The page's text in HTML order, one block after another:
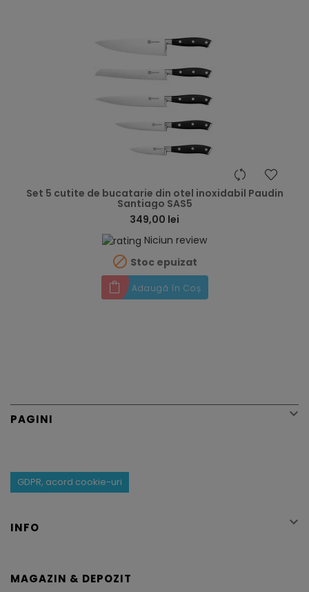
Set 5 cutite de bucatarie din otel inoxidabil Paudin
Santiago SAS5
349,00 lei
Niciun review
 Stoc epuizat
Adaugă în Coș
PAGINI 
GDPR, acord cookie-uri
INFO 
MAGAZIN & DEPOZIT